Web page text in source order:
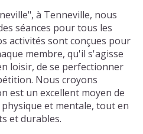
à Tenneville, nous
séances pour tous les
activités sont conçues pour
membre, qu'il s'agisse
loisir, de se perfectionner
Nous croyons
est un excellent moyen de
et mentale, tout en
et durables.